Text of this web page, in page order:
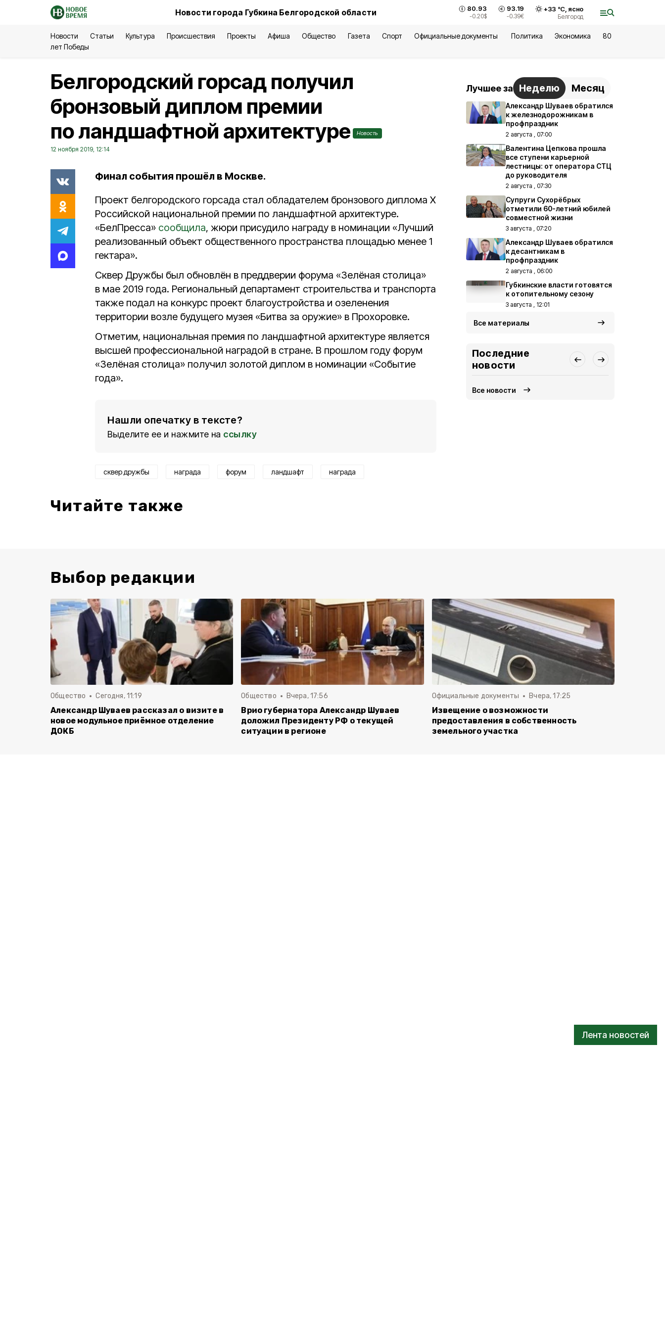
Новости города Губкина Белгородской области 80.93
-0.20$
93.19
-0.39€
+33 °С, ясно
Белгород
Новости Статьи Культура Происшествия Проекты Афиша Общество Газета Спорт Официальные документы Политика Экономика
80
лет Победы
Лента новостей
Белгородский горсад получил
бронзовый диплом премии
по ландшафтной архитектуре
Новость
12 ноября 2019, 12:14
Финал события прошёл в Москве.
Проект белгородского горсада стал обладателем бронзового диплома Х
Российской национальной премии по ландшафтной архитектуре.
«БелПресса» сообщила, жюри присудило награду в номинации «Лучший
реализованный объект общественного пространства площадью менее 1
гектара».
Сквер Дружбы был обновлён в преддверии форума «Зелёная столица»
в мае 2019 года. Региональный департамент строительства и транспорта
также подал на конкурс проект благоустройства и озеленения
территории возле будущего музея «Битва за оружие» в Прохоровке.
Отметим, национальная премия по ландшафтной архитектуре является
высшей профессиональной наградой в стране. В прошлом году форум
«Зелёная столица» получил золотой диплом в номинации «Событие
года».
Нашли опечатку в тексте?
Выделите ее и нажмите на ссылку
сквер дружбы награда форум ландшафт награда
Читайте также
Лучшее за Неделю Месяц
Александр Шуваев обратился
к железнодорожникам в
профпраздник
2 августа , 07:00
Валентина Цепкова прошла
все ступени карьерной
лестницы: от оператора СТЦ
до руководителя
2 августа , 07:30
Супруги Сухорёбрых
отметили 60-летний юбилей
совместной жизни
3 августа , 07:20
Александр Шуваев обратился
к десантникам в
профпраздник
2 августа , 06:00
Губкинские власти готовятся
к отопительному сезону
3 августа , 12:01
Все материалы
Последние
новости
Все новости
Выбор редакции
Общество Сегодня, 11:19
Александр Шуваев рассказал о визите в
новое модульное приёмное отделение
ДОКБ
Общество Вчера, 17:56
Врио губернатора Александр Шуваев
доложил Президенту РФ о текущей
ситуации в регионе
Официальные документы Вчера, 17:25
Извещение о возможности
предоставления в собственность
земельного участка